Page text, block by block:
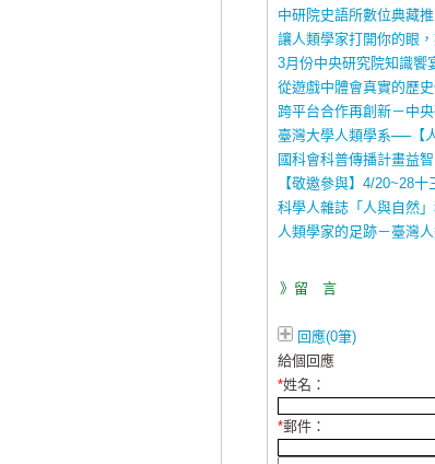
中研院史語所數位典藏
讓人類學家打開你的眼
3月份中央研究院知識饗
從遊戲中體會真實的歷
跨平台合作再創新－中
臺灣大學人類學系──【
國科會科普傳播計畫益
【敬邀參與】4/20~28十
科學人雜誌「人與自然
人類學家的足跡－臺灣
》留 言
回應(0筆)
給個回應
*姓名：
*郵件：